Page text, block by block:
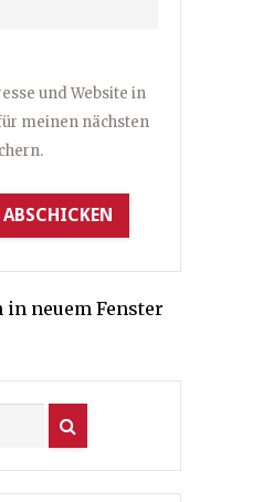
und Website in
meinen nächsten
in neuem Fenster